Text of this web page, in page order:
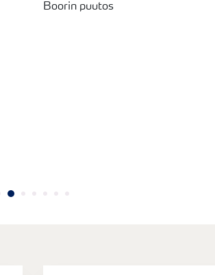
Boorin puutos